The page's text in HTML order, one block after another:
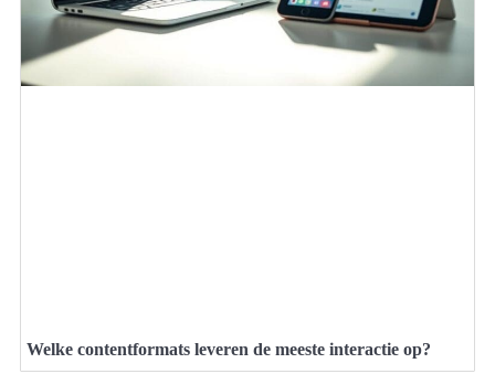
Welke contentformats leveren de meeste interactie op?